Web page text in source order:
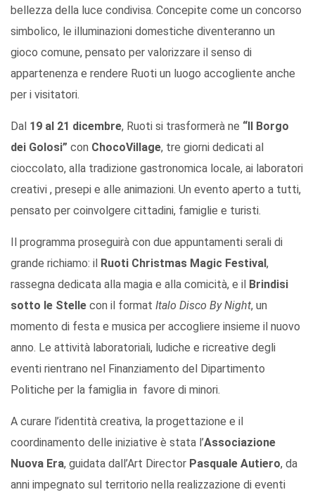
bellezza della luce condivisa. Concepite come un concorso
simbolico, le illuminazioni domestiche diventeranno un
gioco comune, pensato per valorizzare il senso di
appartenenza e rendere Ruoti un luogo accogliente anche
per i visitatori.
Dal 19 al 21 dicembre, Ruoti si trasformerà ne “Il Borgo
dei Golosi” con ChocoVillage, tre giorni dedicati al
cioccolato, alla tradizione gastronomica locale, ai laboratori
creativi , presepi e alle animazioni. Un evento aperto a tutti,
pensato per coinvolgere cittadini, famiglie e turisti.
Il programma proseguirà con due appuntamenti serali di
grande richiamo: il Ruoti Christmas Magic Festival,
rassegna dedicata alla magia e alla comicità, e il Brindisi
sotto le Stelle con il format Italo Disco By Night, un
momento di festa e musica per accogliere insieme il nuovo
anno. Le attività laboratoriali, ludiche e ricreative degli
eventi rientrano nel Finanziamento del Dipartimento
Politiche per la famiglia in favore di minori.
A curare l’identità creativa, la progettazione e il
coordinamento delle iniziative è stata l’Associazione
Nuova Era, guidata dall’Art Director Pasquale Autiero, da
anni impegnato sul territorio nella realizzazione di eventi